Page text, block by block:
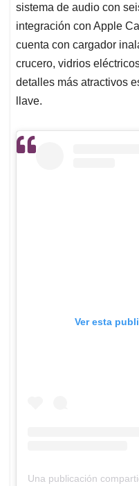
sistema de audio con
integración con Apple
cuenta con cargador
crucero, vidrios
detalles más atractivos
llave.
Ver esta
Una publicación